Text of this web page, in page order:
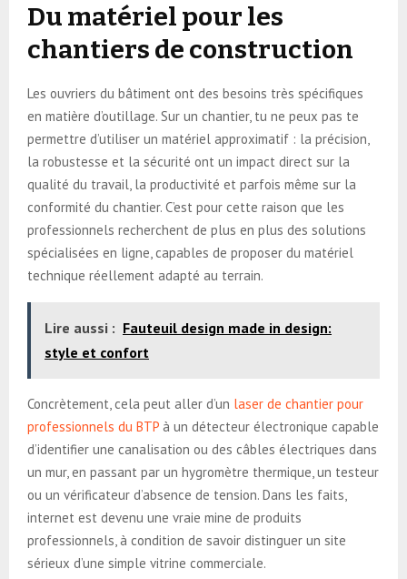
Du matériel pour les
chantiers de construction
Les ouvriers du bâtiment ont des besoins très spécifiques
en matière d’outillage. Sur un chantier, tu ne peux pas te
permettre d’utiliser un matériel approximatif : la précision,
la robustesse et la sécurité ont un impact direct sur la
qualité du travail, la productivité et parfois même sur la
conformité du chantier. C’est pour cette raison que les
professionnels recherchent de plus en plus des solutions
spécialisées en ligne, capables de proposer du matériel
technique réellement adapté au terrain.
Lire aussi : Fauteuil design made in design:
style et confort
Concrètement, cela peut aller d’un laser de chantier pour
professionnels du BTP à un détecteur électronique capable
d’identifier une canalisation ou des câbles électriques dans
un mur, en passant par un hygromètre thermique, un testeur
ou un vérificateur d’absence de tension. Dans les faits,
internet est devenu une vraie mine de produits
professionnels, à condition de savoir distinguer un site
sérieux d’une simple vitrine commerciale.